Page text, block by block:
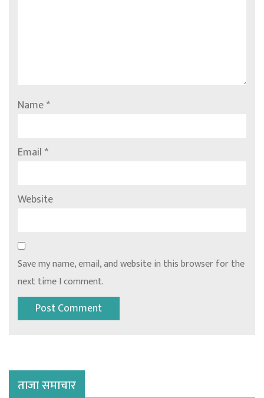
Name*
Email*
Website
Save my name, email, and website in this browser for the
next time I comment.
ताजा समाचार